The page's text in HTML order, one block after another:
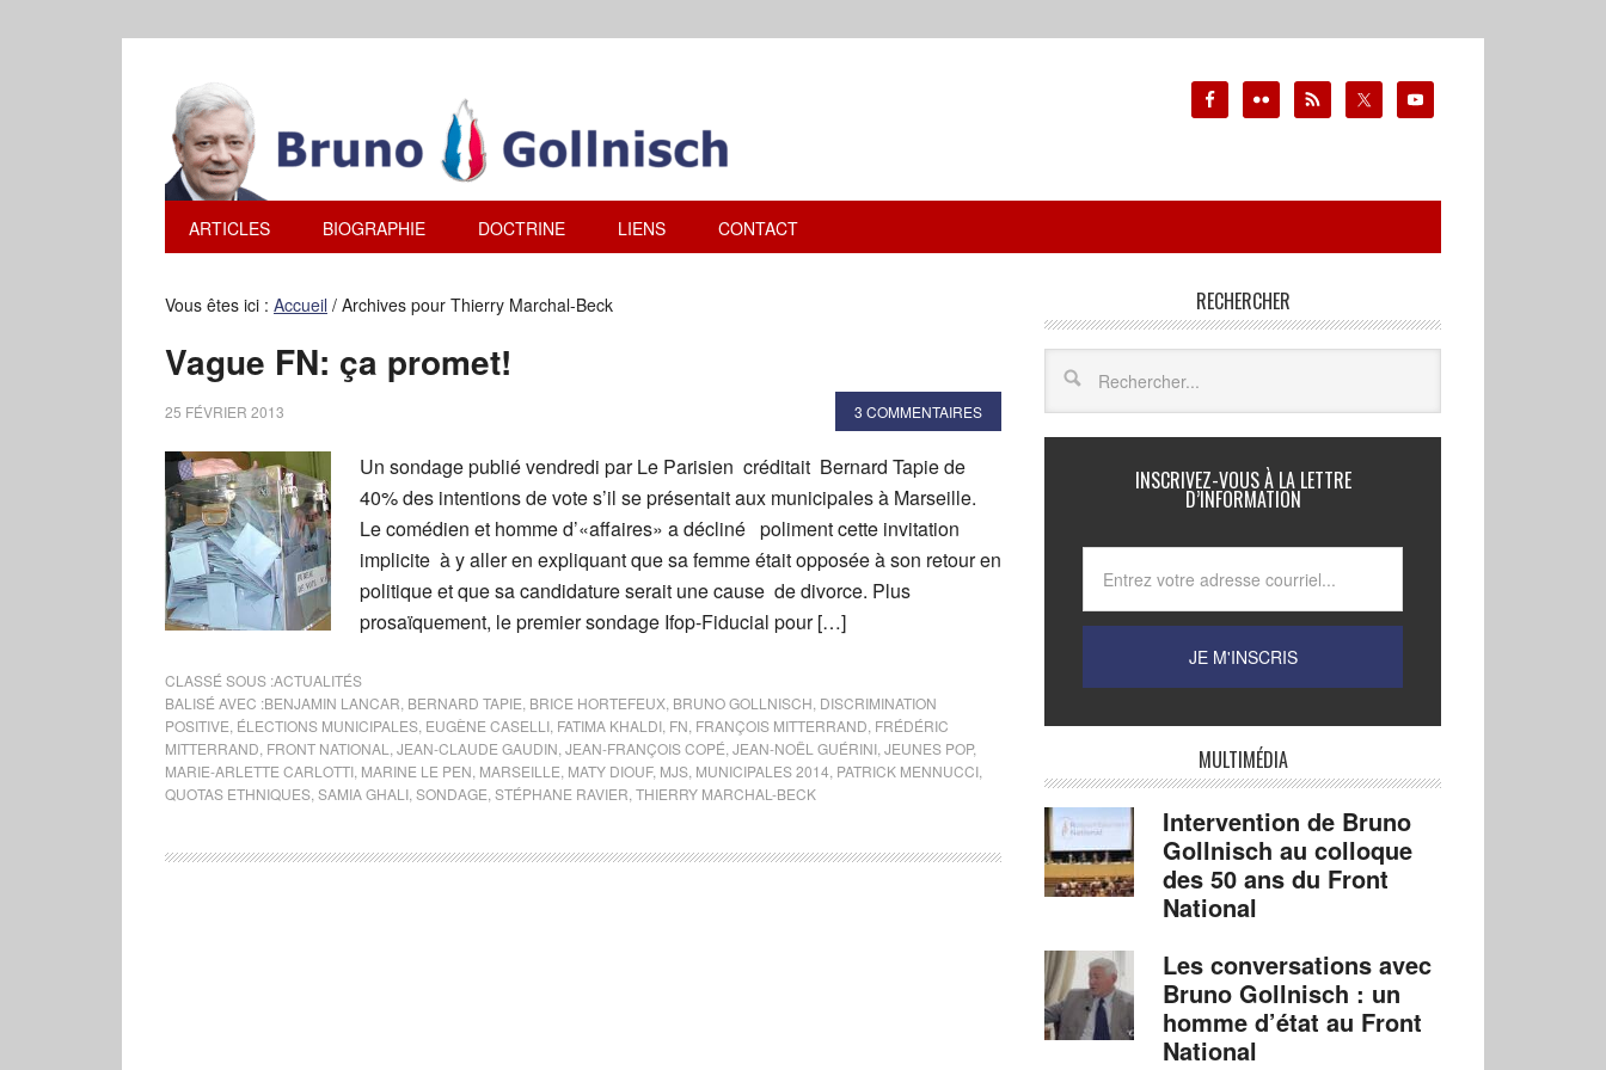
ARTICLES BIOGRAPHIE DOCTRINE LIENS CONTACT
Vous êtes ici : Accueil / Archives pour Thierry Marchal-Beck
Vague FN: ça promet!
25 FÉVRIER 2013 3 COMMENTAIRES
Un sondage publié vendredi par Le Parisien créditait Bernard Tapie de
40% des intentions de vote s’il se présentait aux municipales à Marseille.
Le comédien et homme d’«affaires» a décliné poliment cette invitation
implicite à y aller en expliquant que sa femme était opposée à son retour en
politique et que sa candidature serait une cause de divorce. Plus
prosaïquement, le premier sondage Ifop-Fiducial pour […]
CLASSÉ SOUS :ACTUALITÉS
BALISÉ AVEC :BENJAMIN LANCAR BERNARD TAPIE BRICE HORTEFEUX BRUNO GOLLNISCH DISCRIMINATION
POSITIVE ÉLECTIONS MUNICIPALES EUGÈNE CASELLI FATIMA KHALDI FN FRANÇOIS MITTERRAND FRÉDÉRIC
MITTERRAND FRONT NATIONAL JEAN-CLAUDE GAUDIN JEAN-FRANÇOIS COPÉ JEAN-NOËL GUÉRINI JEUNES POP,
MARIE-ARLETTE CARLOTTI MARINE LE PEN MARSEILLE MATY DIOUF, MJS MUNICIPALES 2014 PATRICK MENNUCCI
QUOTAS ETHNIQUES SAMIA GHALI SONDAGE STÉPHANE RAVIER THIERRY MARCHAL-BECK
RECHERCHER
INSCRIVEZ-VOUS À LA LETTRE
D’INFORMATION
MULTIMÉDIA
Intervention de Bruno
Gollnisch au colloque
des 50 ans du Front
National
Les conversations avec
Bruno Gollnisch : un
homme d’état au Front
National